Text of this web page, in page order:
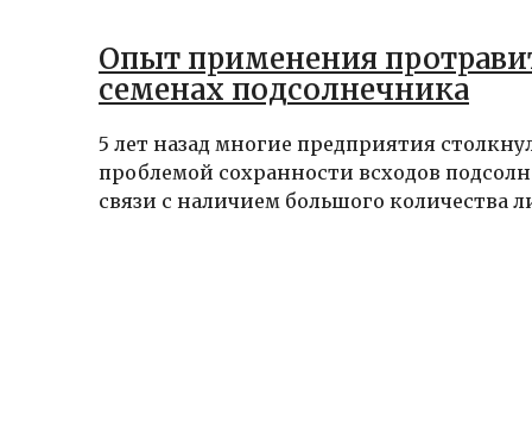
Опыт применения
семенах подсолнечника
5 лет назад многие предприятия
проблемой сохранности всходов
связи с наличием большого количества